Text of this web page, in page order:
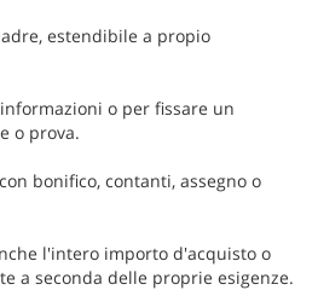
estendibile a propio
o per fissare un
o prova.
bonifico, contanti, assegno o
l'intero importo d'acquisto o
a seconda delle proprie esigenze.